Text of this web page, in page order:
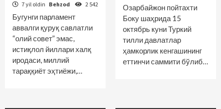
7 yil oldin Behzod 2 542
Бугунги парламент
аввалги қуруқ савлатли
“олий совет” эмас,
истиқлол йиллари халқ
иродаси, миллий
тараққиёт эҳтиёжи,…
Озарбайжон пойтахти
Боку шаҳрида 15
октябрь куни Туркий
тилли давлатлар
ҳамкорлик кенгашининг
еттинчи саммити бўлиб…